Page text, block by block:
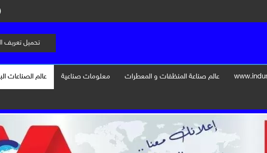
تحميل تعريف
عالم صناعة المنظفات و المعطرات معلومات صناعية عالم الصناعات